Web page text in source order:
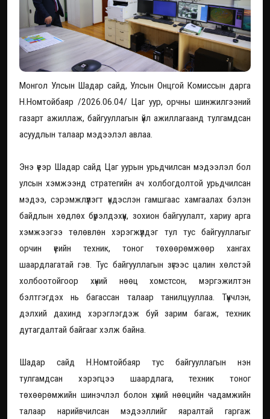
Монгол Улсын Шадар сайд, Улсын Онцгой Комиссын дарга
Н.Номтойбаяр /2026.06.04/ Цаг уур, орчны шинжилгээний
газарт ажиллаж, байгууллагын үйл ажиллагаанд тулгамдсан
асуудлын талаар мэдээлэл авлаа.
Энэ үеэр Шадар сайд Цаг уурын урьдчилсан мэдээлэл бол
улсын хэмжээнд стратегийн ач холбогдолтой урьдчилсан
мэдээ, сэрэмжлүүлэгт үндэслэн гамшгаас хамгаалах бэлэн
байдлын хөдлөх бүрэлдэхүүн, зохион байгуулалт, хариу арга
хэмжээгээ төлөвлөн хэрэгжүүлдэг тул тус байгууллагыг
орчин үеийн техник, тоног төхөөрөмжөөр хангах
шаардлагатай гэв. Тус байгууллагын зүгээс цалин хөлстэй
холбоотойгоор хүний нөөц хомстсон, мэргэжилтэн
бэлтгэгдэх нь багассан талаар танилцууллаа. Түүнчлэн,
дэлхий дахинд хэрэглэгдэж буй зарим багаж, техник
дутагдалтай байгааг хэлж байна.
Шадар сайд Н.Номтойбаяр тус байгууллагын нэн
тулгамдсан хэрэгцээ шаардлага, техник тоног
төхөөрөмжийн шинэчлэл болон хүний нөөцийн чадамжийн
талаар нарийвчилсан мэдээллийг яаралтай гаргаж